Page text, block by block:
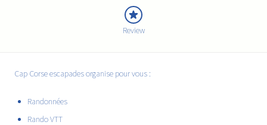
Review
Cap Corse escapades organise pour vous :
Randonnées
Rando VTT